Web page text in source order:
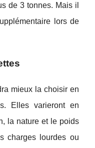
de 3 tonnes. Mais il
lors de
mieux la choisir en
Elles varieront en
la nature et le poids
charges lourdes ou